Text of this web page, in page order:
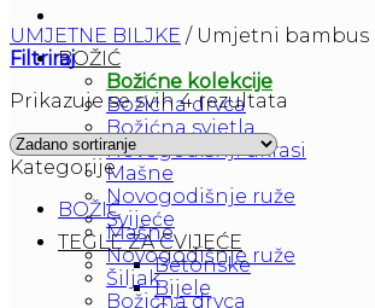
BOŽIĆ
Božićne kolekcije
Božićna drvca
Božićna svjetla
Novogodišnji ukrasi
Mašne
Novogodišnje ruže
Svijeće
TEGLE ZA CVIJEĆE
Betonske
Bijele
UMJETNE BILJKE /Umjetni bambus
Filtriraj
Prikazuje se svih 4 rezultata
Kategorije
BOŽIĆ
Mašne
Novogodišnje ruže
Šiljak
Božićna drvca